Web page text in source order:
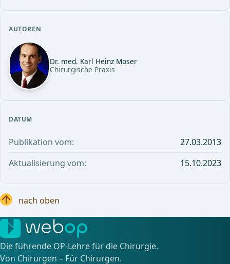
AUTOREN
Dr. med. Karl Heinz Moser
Chirurgische Praxis
DATUM
Publikation vom:
27.03.2013
Aktualisierung vom:
15.10.2023
nach oben
Die führende OP-Lehre für die Chirurgie.
Von Chirurgen – Für Chirurgen.